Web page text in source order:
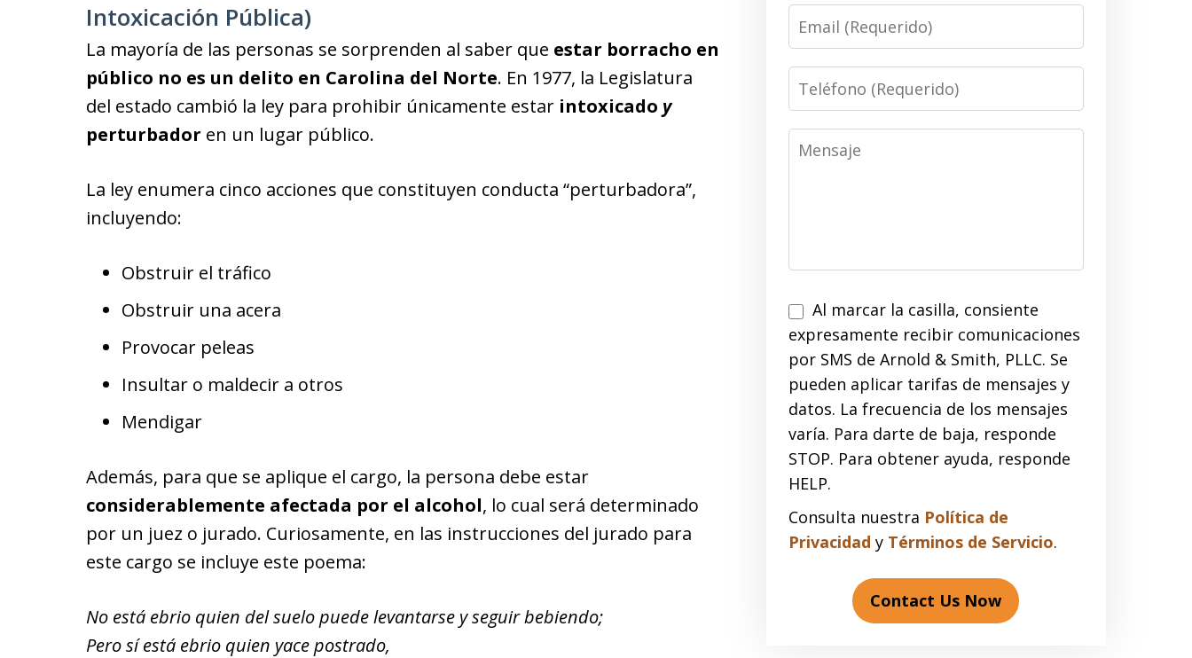
Intoxicación Pública)
La mayoría de las personas se sorprenden al saber que estar borracho en
público no es un delito en Carolina del Norte. En 1977, la Legislatura
del estado cambió la ley para prohibir únicamente estar intoxicado y
perturbador en un lugar público.
La ley enumera cinco acciones que constituyen conducta “perturbadora”,
incluyendo:
Obstruir el tráfico
Obstruir una acera
Provocar peleas
Insultar o maldecir a otros
Mendigar
Además, para que se aplique el cargo, la persona debe estar
considerablemente afectada por el alcohol, lo cual será determinado
por un juez o jurado. Curiosamente, en las instrucciones del jurado para
este cargo se incluye este poema:
No está ebrio quien del suelo puede levantarse y seguir bebiendo;
Pero sí está ebrio quien yace postrado,
Email
Phone
Message
Al marcar la casilla, consiente
expresamente recibir comunicaciones
por SMS de Arnold & Smith, PLLC. Se
pueden aplicar tarifas de mensajes y
datos. La frecuencia de los mensajes
varía. Para darte de baja, responde
STOP. Para obtener ayuda, responde
HELP.
Consulta nuestra Política de
Privacidad y Términos de Servicio.
Contact Us Now